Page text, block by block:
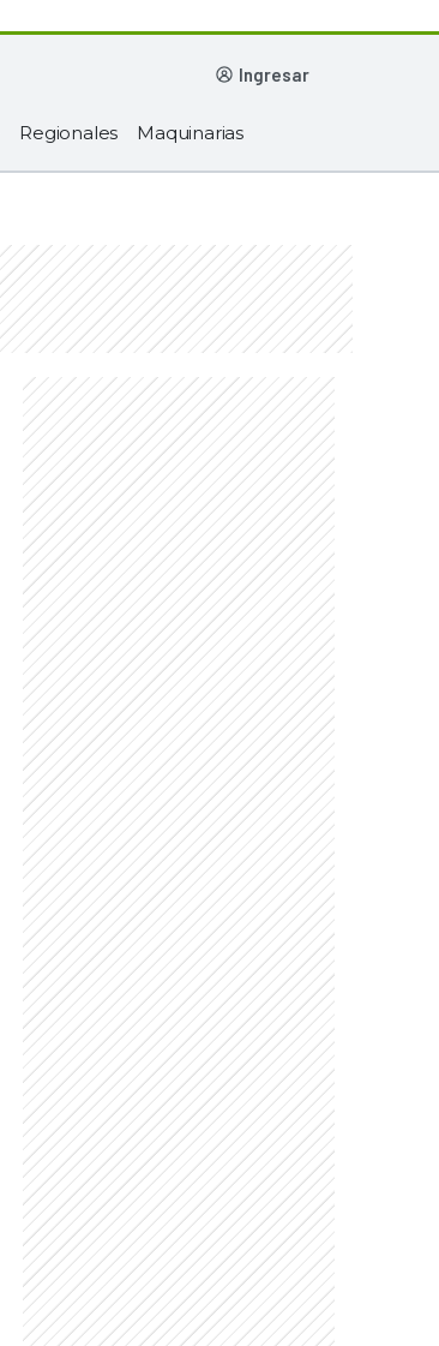
ingresar
Regionales Maquinarias